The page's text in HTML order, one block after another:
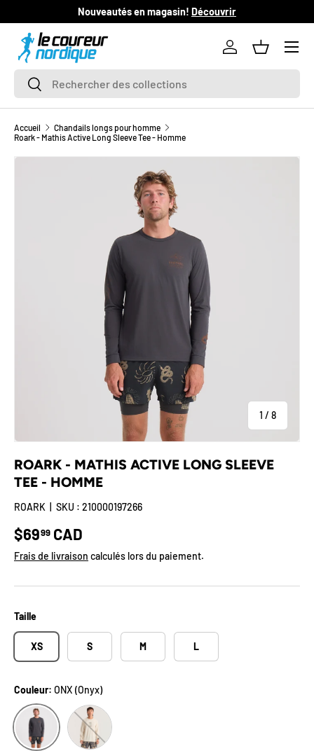
ALLER AU CONTENU
Nouveautés en magasin! Découvrir
Recherche
Rechercher
Se connecter
Panier
Accueil
Chandails longs pour homme
Roark - Mathis Active Long Sleeve Tee - Homme
PASSER AUX INFORMATIONS PRODUITS
1 / de
8
ROARK - MATHIS ACTIVE LONG SLEEVE
TEE - HOMME
ROARK SKU : 210000197266
Prix habituel
$6999 CAD
Frais de livraison calculés lors du paiement.
Taille
XS S M L
Couleur: ONX (Onyx)
ONX (Onyx)